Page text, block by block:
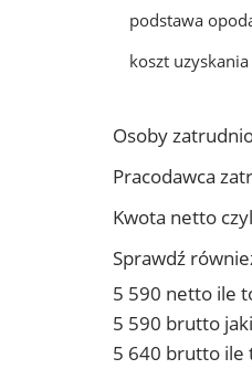
podstawa
koszt
Osoby
Pracodawca
Kwota netto
Sprawdź
5 590 netto ile
5 590 brutto
5 640 brutto ile